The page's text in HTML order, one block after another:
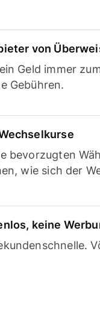
von
Geld immer
Gebühren.
bevorzugten
wie sich der
keine